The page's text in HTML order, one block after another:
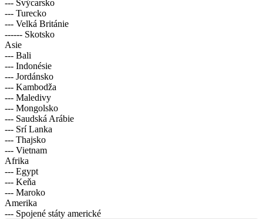
--- Švýcarsko
--- Turecko
--- Velká Británie
------ Skotsko
Asie
--- Bali
--- Indonésie
--- Jordánsko
--- Kambodža
--- Maledivy
--- Mongolsko
--- Saudská Arábie
--- Srí Lanka
--- Thajsko
--- Vietnam
Afrika
--- Egypt
--- Keňa
--- Maroko
Amerika
--- Spojené státy americké